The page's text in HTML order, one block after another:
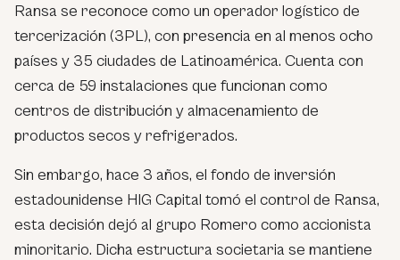
Ransa se reconoce como un operador logístico de
tercerización (3PL), con presencia en al menos ocho
países y 35 ciudades de Latinoamérica. Cuenta con
cerca de 59 instalaciones que funcionan como
centros de distribución y almacenamiento de
productos secos y refrigerados.
Sin embargo, hace 3 años, el fondo de inversión
estadounidense HIG Capital tomó el control de Ransa,
esta decisión dejó al grupo Romero como accionista
minoritario. Dicha estructura societaria se mantiene